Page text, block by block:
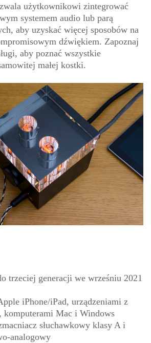
użytkownikowi zintegrować
systemem audio lub parą
aby uzyskać więcej sposobów na
dźwiękiem. Zapoznaj
aby poznać wszystkie
małej kostki.
trzeciej generacji we wrześniu 2021
iPhone/iPad, urządzeniami z
komputerami Mac i Windows
słuchawkowy klasy A i
analogowy